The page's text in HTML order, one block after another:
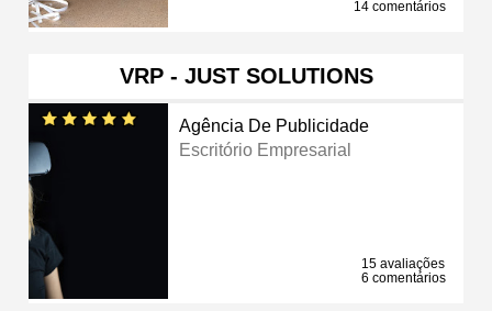
14 comentários
VRP - JUST SOLUTIONS
Agência De Publicidade
Escritório Empresarial
15 avaliações
6 comentários